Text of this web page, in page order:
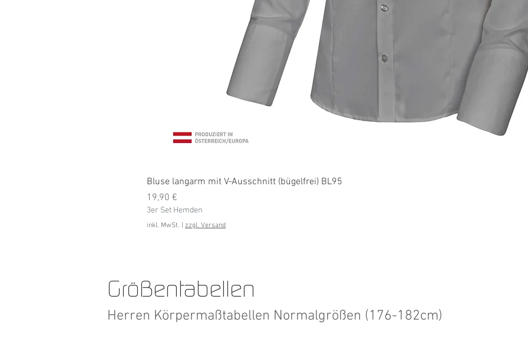
Bluse langarm mit V-Ausschnitt (bügelfrei) BL95
Preis
19,90 €
3er Set Hemden
inkl. MwSt. zzgl. Versand
Herren Körpermaßtabellen Normalgrößen (176-182cm)
Größentabellen